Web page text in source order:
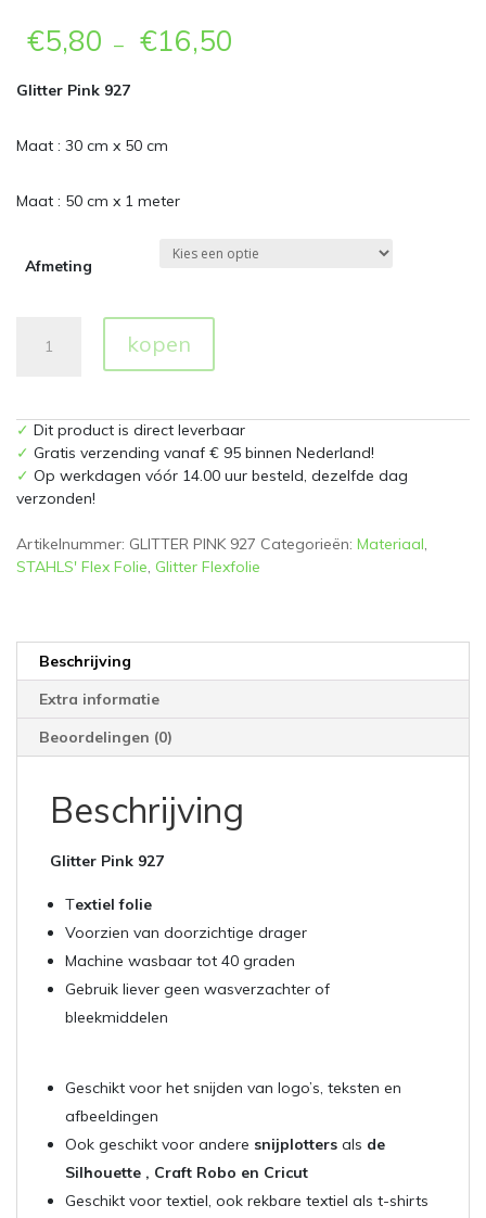
€5,80 – €16,50
Glitter Pink 927
Maat : 30 cm x 50 cm
Maat : 50 cm x 1 meter
Afmeting
aantal
kopen
✓ Dit product is direct leverbaar
✓ Gratis verzending vanaf € 95 binnen Nederland!
✓ Op werkdagen vóór 14.00 uur besteld, dezelfde dag
verzonden!
Artikelnummer: GLITTER PINK 927 Categorieën: Materiaal,
STAHLS' Flex Folie, Glitter Flexfolie
Beschrijving
Extra informatie
Beoordelingen (0)
Beschrijving
Glitter Pink 927
Textiel folie
Voorzien van doorzichtige drager
Machine wasbaar tot 40 graden
Gebruik liever geen wasverzachter of
bleekmiddelen
Geschikt voor het snijden van logo’s, teksten en
afbeeldingen
Ook geschikt voor andere snijplotters als de
Silhouette , Craft Robo en Cricut
Geschikt voor textiel, ook rekbare textiel als t-shirts